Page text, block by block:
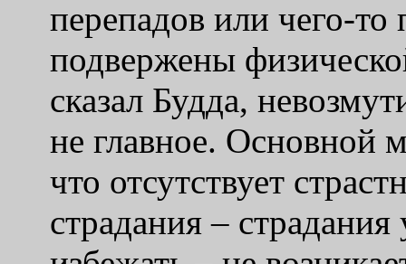
перепадов или чего-
подвержены
сказал Будда,
не главное. Основной
что отсутствует
страдания –